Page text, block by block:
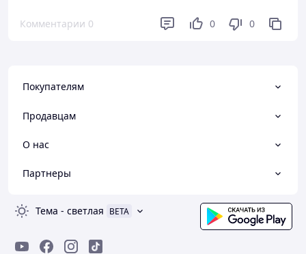
Комментарии 0 0 0
Покупателям
Продавцам
О нас
Партнеры
Тема - светлая BETA